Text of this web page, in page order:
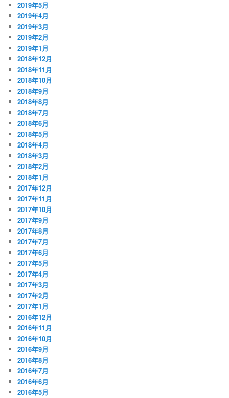
2019年5月
2019年4月
2019年3月
2019年2月
2019年1月
2018年12月
2018年11月
2018年10月
2018年9月
2018年8月
2018年7月
2018年6月
2018年5月
2018年4月
2018年3月
2018年2月
2018年1月
2017年12月
2017年11月
2017年10月
2017年9月
2017年8月
2017年7月
2017年6月
2017年5月
2017年4月
2017年3月
2017年2月
2017年1月
2016年12月
2016年11月
2016年10月
2016年9月
2016年8月
2016年7月
2016年6月
2016年5月